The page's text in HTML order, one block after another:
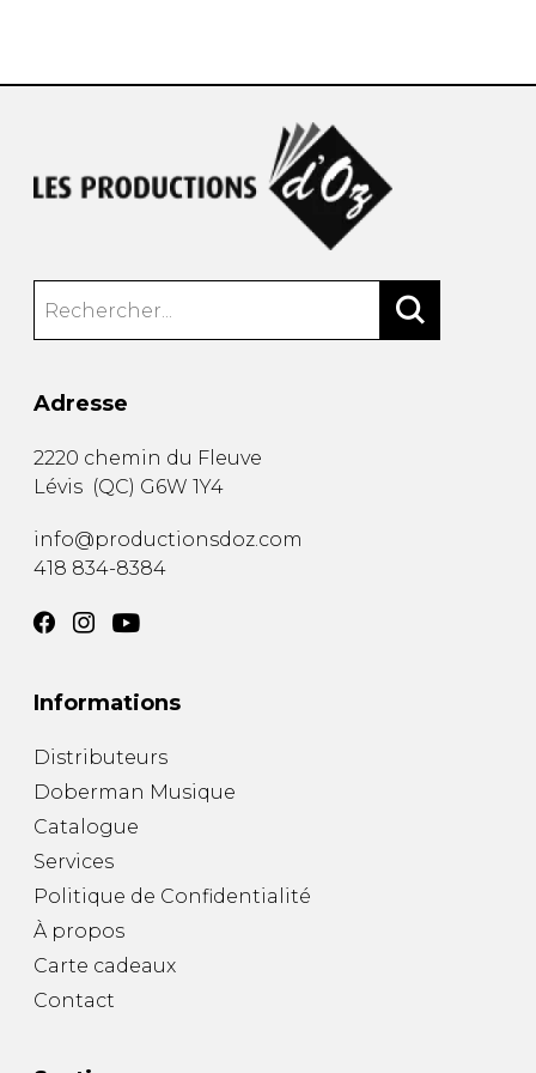
Adresse
2220 chemin du Fleuve
Lévis (QC) G6W 1Y4
info@productionsdoz.com
418 834-8384
Informations
Distributeurs
Doberman Musique
Catalogue
Services
Politique de Confidentialité
À propos
Carte cadeaux
Contact